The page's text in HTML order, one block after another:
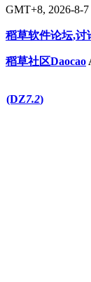
GMT+8, 2026-8-7
稻草软件论坛,讨
稻草社区Daocao
(DZ7.2)